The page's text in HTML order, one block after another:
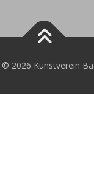
2026 Kunstverein